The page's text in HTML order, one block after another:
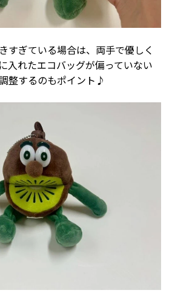
すぎている場合は、両手で優しく
入れたエコバッグが偏っていない
整するのもポイント♪